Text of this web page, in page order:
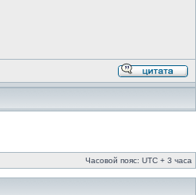
Часовой пояс: UTC + 3 часа